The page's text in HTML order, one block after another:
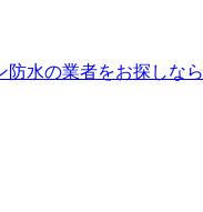
水の業者をお探しな